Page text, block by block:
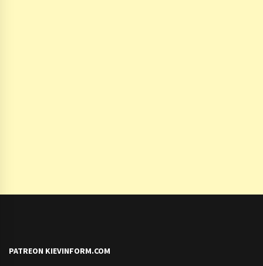
PATREON KIEVINFORM.COM